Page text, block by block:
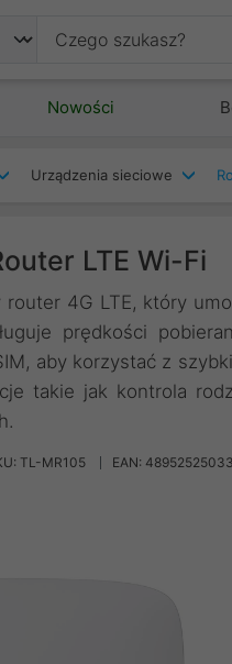
Nowości
Urządzenia sieciowe
LTE Wi-Fi
4G LTE, który
prędkości
aby korzystać z
takie jak kontrola
TL-MR105 EAN: